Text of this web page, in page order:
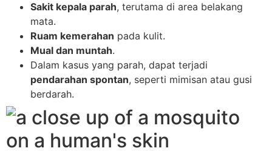
Sakit kepala parah, terutama di area belakang
mata.
Ruam kemerahan pada kulit.
Mual dan muntah.
Dalam kasus yang parah, dapat terjadi
pendarahan spontan, seperti mimisan atau gusi
berdarah.